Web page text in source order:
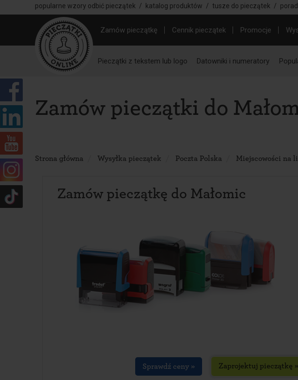
popularne wzory odbić pieczątek / katalog produktów / tusze do pieczątek /
Zamów pieczątkę Cennik pieczątek Promocje
Pieczątki z tekstem lub logo Datowniki i numeratory
Zamów pieczątki do
Strona główna Wysyłka pieczątek Poczta Polska Miejscowości na
Zamów pieczątkę do Małomic
Zaprojektuj pieczątkę »
Sprawdź ceny »